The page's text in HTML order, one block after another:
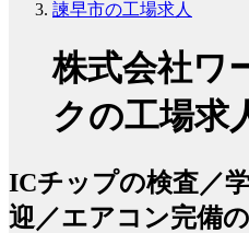
諫早市の工場求人
株式会社ワ
クの工場求
ICチップの検査／
迎／エアコン完備